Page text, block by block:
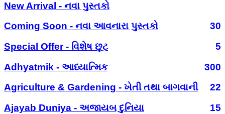
New Arrival - નવા પુસ્તકો
Coming Soon - નવા આવનારા પુસ્તકો
30
Special Offer - વિશેષ છૂટ
5
Adhyatmik - આધ્યાત્મિક
300
Agriculture & Gardening - ખેતી તથા બાગવાની
22
Ajayab Duniya - અજાયબ દુનિયા
15